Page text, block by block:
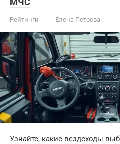
МЧС
Рейтинги Елена Петрова
Узнайте, какие вездеходы